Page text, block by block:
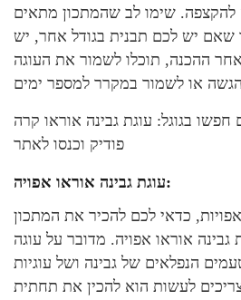
להקצפה. שימו לב שהמתכון מתאים
בקוטר 18, כך שאם יש לכם תבנית בגודל אחר, יש
ההכנה, תוכלו לשמור את העוגה
חפשו בגוגל: עוגת גבינה אוראו קרה
פודיק וכנסו לאתר
עוגת גבינה אוראו אפויה:
כדאי לכם להכיר את המתכון
גבינה אוראו אפויה. מדובר על עוגה
הנפלאים של גבינה ושל עוגיות
לעשות הוא להכין את תחתית